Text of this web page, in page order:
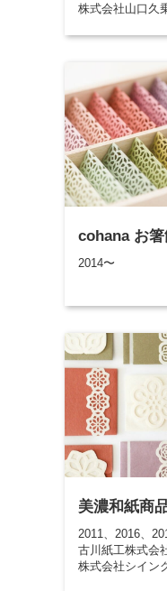
株式会社山口久
cohana お箸
2014〜
美濃和紙商
2011、2016、
古川紙工株式会
株式会社シイン